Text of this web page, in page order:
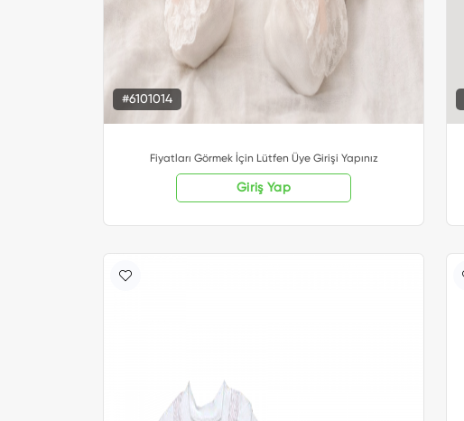
#6101014
Fiyatları Görmek İçin Lütfen Üye Girişi Yapınız
Giriş Yap